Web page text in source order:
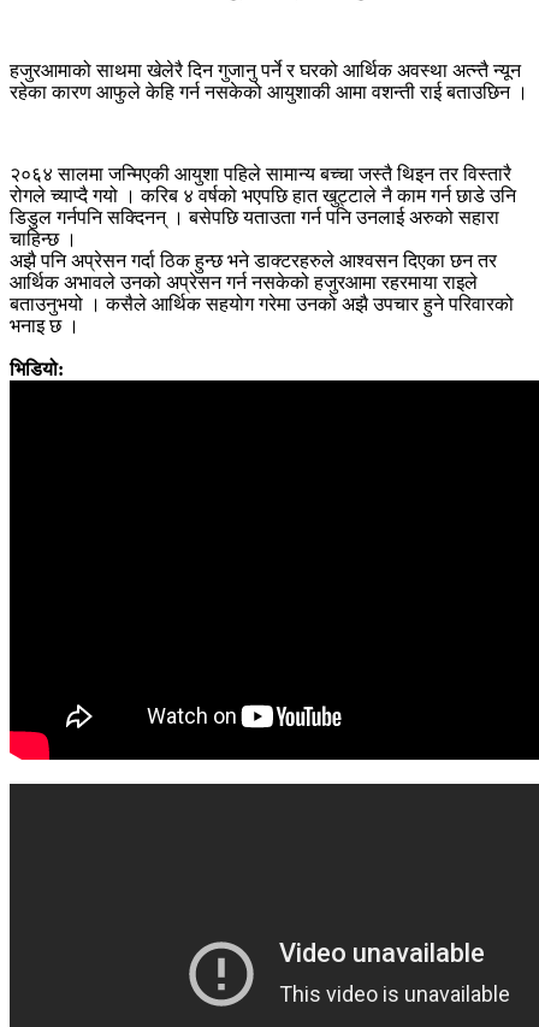
हजुरआमाको साथमा खेलेरै दिन गुजानु पर्ने र घरको आर्थिक अवस्था अत्न्तै न्यून
रहेका कारण आफुले केहि गर्न नसकेको आयुशाकी आमा वशन्ती राई बताउछिन ।
२०६४ सालमा जन्मिएकी आयुशा पहिले सामान्य बच्चा जस्तै थिइन तर विस्तारै
रोगले च्याप्दै गयो । करिब ४ वर्षको भएपछि हात खुट्टाले नै काम गर्न छाडे उनि
डिडुल गर्नपनि सक्दिनन् । बसेपछि यताउता गर्न पनि उनलाई अरुको सहारा
चाहिन्छ ।
अझै पनि अप्रेसन गर्दा ठिक हुन्छ भने डाक्टरहरुले आश्वसन दिएका छन तर
आर्थिक अभावले उनको अप्रेसन गर्न नसकेको हजुरआमा रहरमाया राइले
बताउनुभयो । कसैले आर्थिक सहयोग गरेमा उनको अझै उपचार हुने परिवारको
भनाइ छ ।
भिडियो: